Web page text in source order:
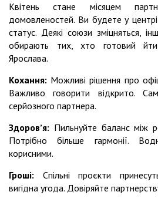
Квітень стане місяцем
домовленостей. Ви будете у
статус. Деякі союзи зміцняться,
обирають тих, хто готовий
Ярослава.
Кохання: Можливі рішення про
Важливо говорити відкрито.
серйозного партнера.
Здоровʼя: Пильнуйте баланс між
Потрібно більше гармонії.
корисними.
Гроші: Спільні проєкти
вигідна угода. Довіряйте